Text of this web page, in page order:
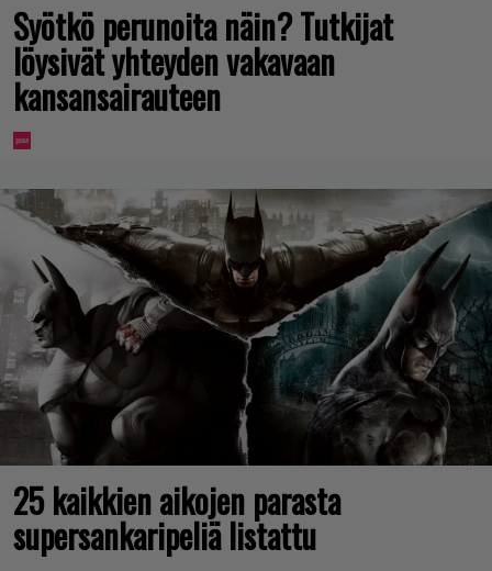
Syötkö perunoita näin? Tutkijat
löysivät yhteyden vakavaan
kansansairauteen
25 kaikkien aikojen parasta
supersankaripeliä listattu